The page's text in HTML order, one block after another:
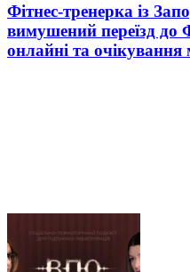
Фітнес-тренерка із
вимушений переїзд до
онлайні та очікування